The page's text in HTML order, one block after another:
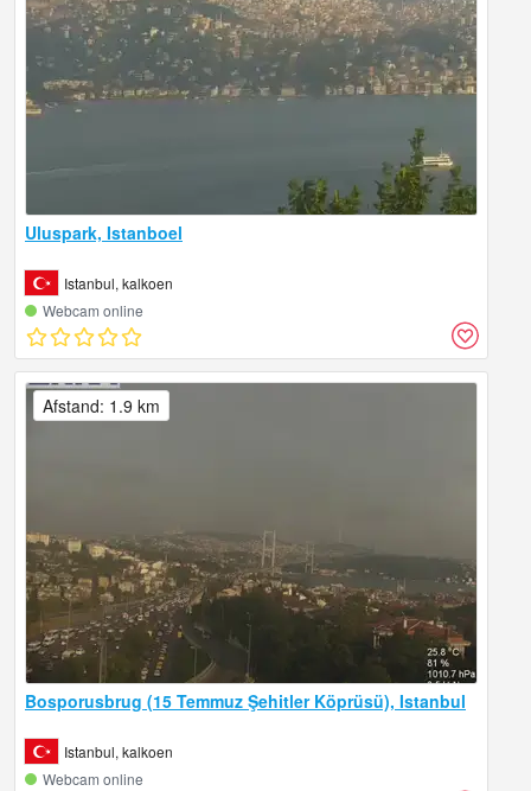
Uluspark, Istanboel
Istanbul, kalkoen
Webcam online
Bosporusbrug (15 Temmuz Şehitler Köprüsü), Istanbul
Istanbul, kalkoen
Webcam online
Afstand: 1.9 km